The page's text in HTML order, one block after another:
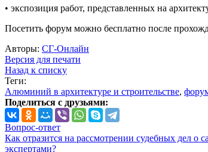
• экспозиция работ, представленных на
Посетить форум можно бесплатно после
Авторы: СГ-Онлайн
Версия для печати
Назад к списку
Теги:
Алюминий в архитектуре и строительстве,
Поделиться с друзьями:
Вопрос-ответ
Как отразится на рассмотрении судебных дел о
экспертами?